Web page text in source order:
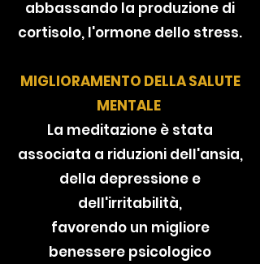
abbassando la produzione di
cortisolo, l'ormone dello stress.
MIGLIORAMENTO DELLA SALUTE
MENTALE
La meditazione è stata
associata a riduzioni dell'ansia,
della depressione e
dell'irritabilità,
favorendo un migliore
benessere psicologico